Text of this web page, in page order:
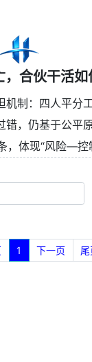
合伙干活如
制：四人平分
，仍基于公平
，体现“风险—控
1 下一页 尾